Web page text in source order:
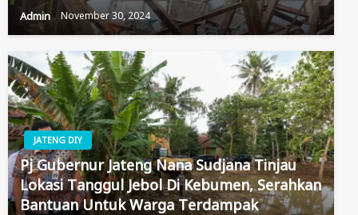
Admin November 30, 2024
JATENG DIY
Pj Gubernur Jateng Nana Sudjana Tinjau
Lokasi Tanggul Jebol Di Kebumen, Serahkan
Bantuan Untuk Warga Terdampak